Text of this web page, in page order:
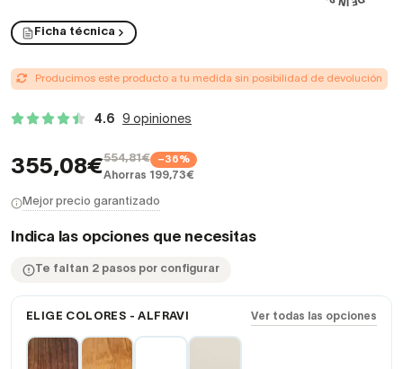
Ficha técnica
Producimos este producto a tu medida sin posibilidad de devolución
4.6 9 opiniones
355,08€554,81€ −36%
Ahorras 199,73€
Mejor precio garantizado
Indica las opciones que necesitas
Te faltan 2 pasos por configurar
ELIGE COLORES - ALFRAVI Ver todas las opciones